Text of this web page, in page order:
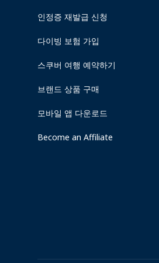
인정증 재발급 신청
다이빙 보험 가입
스쿠버 여행 예약하기
브랜드 상품 구매
모바일 앱 다운로드
Become an Affiliate